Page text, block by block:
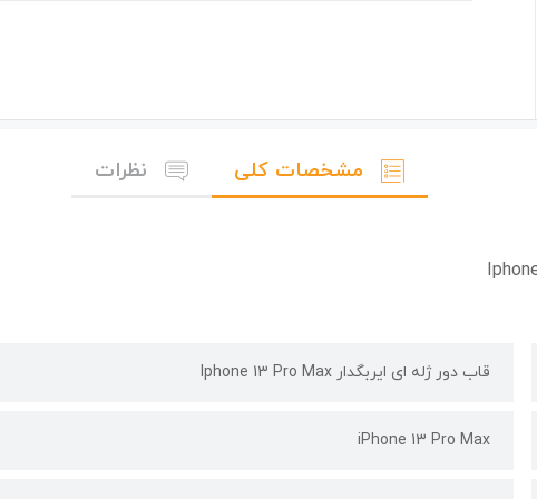
مشخصات کلی نظرات
قاب دور ژله ای ایربگدار Iphone 13 Pro Max
iPhone 13 Pro Max